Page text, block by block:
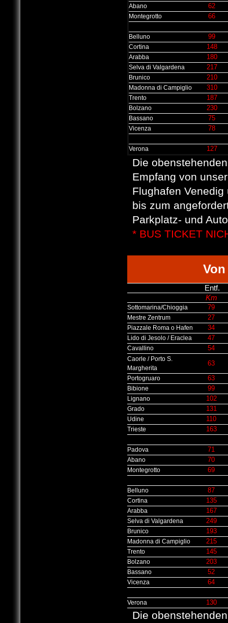
Abano 62
Montegrotto 66
Belluno 99
Cortina 148
Arabba 180
Selva di Valgardena 217
Brunico 210
Madonna di Campiglio 310
Trento 187
Bolzano 230
Bassano 75
Vicenza 78
Verona 127
Die
Empfang von
Flughafen
bis zum
Parkplatz- und
* BUS TICKET
Entf.
Km
Sottomarina/Chioggia 79
Mestre Zentrum 27
Piazzale Roma o Hafen 34
Lido di Jesolo / Eraclea 47
Cavallino 54
Caorle / Porto S.
Margherita
63
Portogruaro 63
Bibione 99
Lignano 102
Grado 131
Udine 110
Trieste 163
Padova 71
Abano 70
Montegrotto 69
Belluno 87
Cortina 135
Arabba 167
Selva di Valgardena 249
Brunico 193
Madonna di Campiglio 215
Trento 145
Bolzano 203
Bassano 52
Vicenza 64
Verona 130
Die